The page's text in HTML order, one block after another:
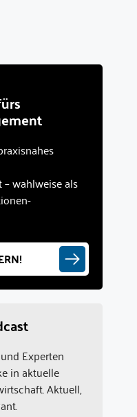
wahlweise als
Experten
in aktuelle
Aktuell,